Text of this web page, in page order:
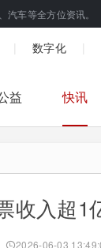
车等全方位资讯。
数字化
益 快讯
收入超1
2026-06-03